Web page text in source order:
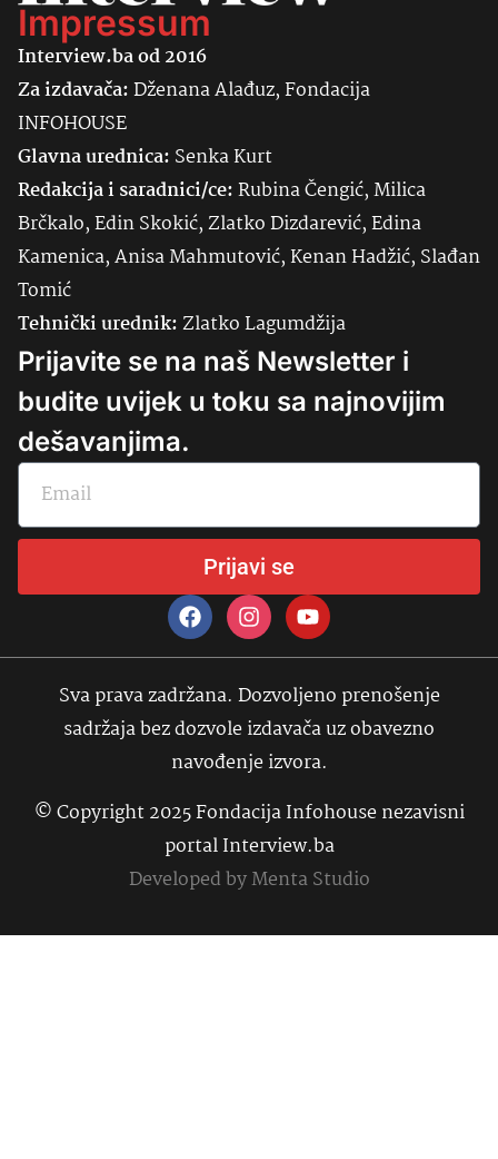
Impressum
Interview.ba od 2016
Za izdavača:Dženana Alađuz, Fondacija
INFOHOUSE
Glavna urednica: SenkaKurt
Redakcija i saradnici/ce:Rubina Čengić, Milica
Brčkalo, Edin Skokić, Zlatko Dizdarević, Edina
Kamenica, Anisa Mahmutović, Kenan Hadžić, Slađan
Tomić
Tehnički urednik:Zlatko Lagumdžija
Prijavite se na naš Newsletter i
budite uvijek u toku sa najnovijim
dešavanjima.
Prijavi se
Sva prava zadržana. Dozvoljeno prenošenje
sadržaja bez dozvole izdavača uz obavezno
navođenje izvora.
© Copyright 2025 Fondacija Infohouse nezavisni
portal Interview.ba
Developed byMenta Studio